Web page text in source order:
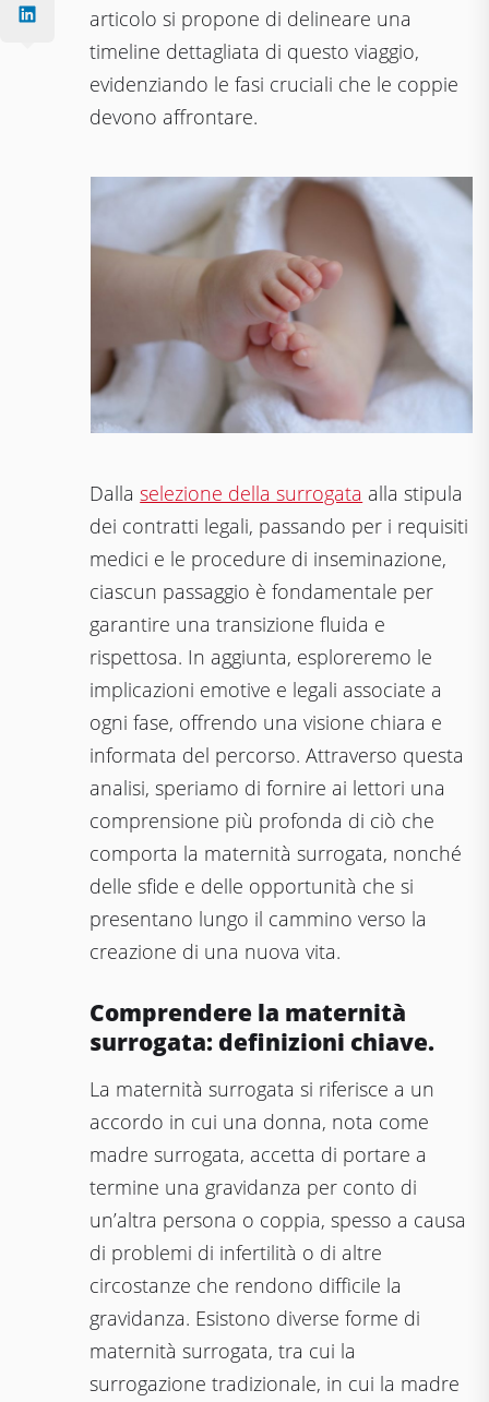
articolo si propone di delineare una
timeline dettagliata di questo viaggio,
evidenziando le fasi cruciali che le coppie
devono affrontare.
Dallaselezione della surrogata alla stipula
dei contratti legali, passando per i requisiti
medici e le procedure di inseminazione,
ciascun passaggio è fondamentale per
garantire una transizione fluida e
rispettosa. In aggiunta, esploreremo le
implicazioni emotive e legali associate a
ogni fase, offrendo una visione chiara e
informata del percorso. Attraverso questa
analisi, speriamo di fornire ai lettori una
comprensione più profonda di ciò che
comporta la maternità surrogata, nonché
delle sfide e delle opportunità che si
presentano lungo il cammino verso la
creazione di una nuova vita.
Comprendere la maternità
surrogata: definizioni chiave.
La maternità surrogata si riferisce a un
accordo in cui una donna, nota come
madre surrogata, accetta di portare a
termine una gravidanza per conto di
un’altra persona o coppia, spesso a causa
di problemi di infertilità o di altre
circostanze che rendono difficile la
gravidanza. Esistono diverse forme di
maternità surrogata, tra cui la
surrogazione tradizionale, in cui la madre